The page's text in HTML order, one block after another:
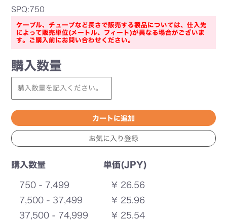
SPQ:750
ケーブル、チューブなど長さで販売する製品については、仕入先
によって販売単位(メートル、フィート)が異なる場合がございま
す。ご購入前にお問い合わせください。
購入数量
購入数量 単価(JPY)
750 - 7,499
¥ 26.56
7,500 - 37,499
¥ 25.96
37,500 - 74,999
¥ 25.54